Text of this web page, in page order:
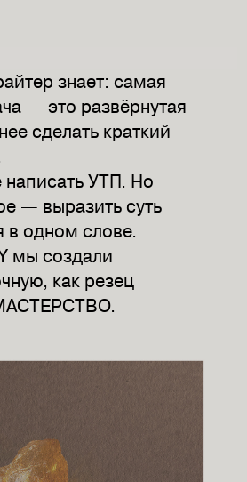
знает: самая
— это развёрнутая
сделать краткий
УТП. Но
— выразить суть
в одном слове.
мы создали
как резец